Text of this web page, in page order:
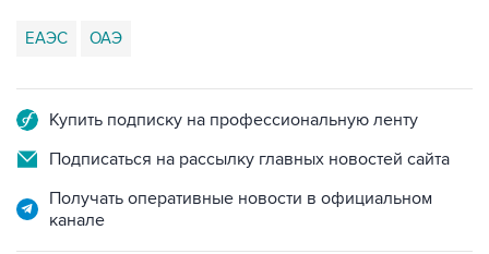
ЕАЭС ОАЭ
Купить подписку на профессиональную ленту
Подписаться на рассылку главных новостей сайта
Получать оперативные новости в официальном
канале